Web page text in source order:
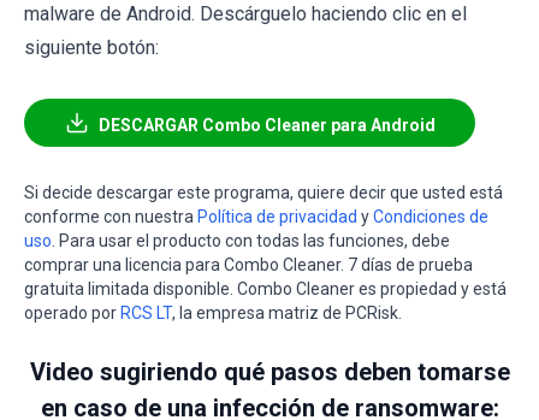
malware de Android. Descárguelo haciendo clic en el
siguiente botón:
DESCARGAR Combo Cleaner para Android
Si decide descargar este programa, quiere decir que usted está
conforme con nuestra Política de privacidad yCondiciones de
uso . Para usar el producto con todas las funciones, debe
comprar una licencia para Combo Cleaner. 7 días de prueba
gratuita limitada disponible. Combo Cleaner es propiedad y está
operado porRCS LT, la empresa matriz de PCRisk.
Video sugiriendo qué pasos deben tomarse
en caso de una infección de ransomware: